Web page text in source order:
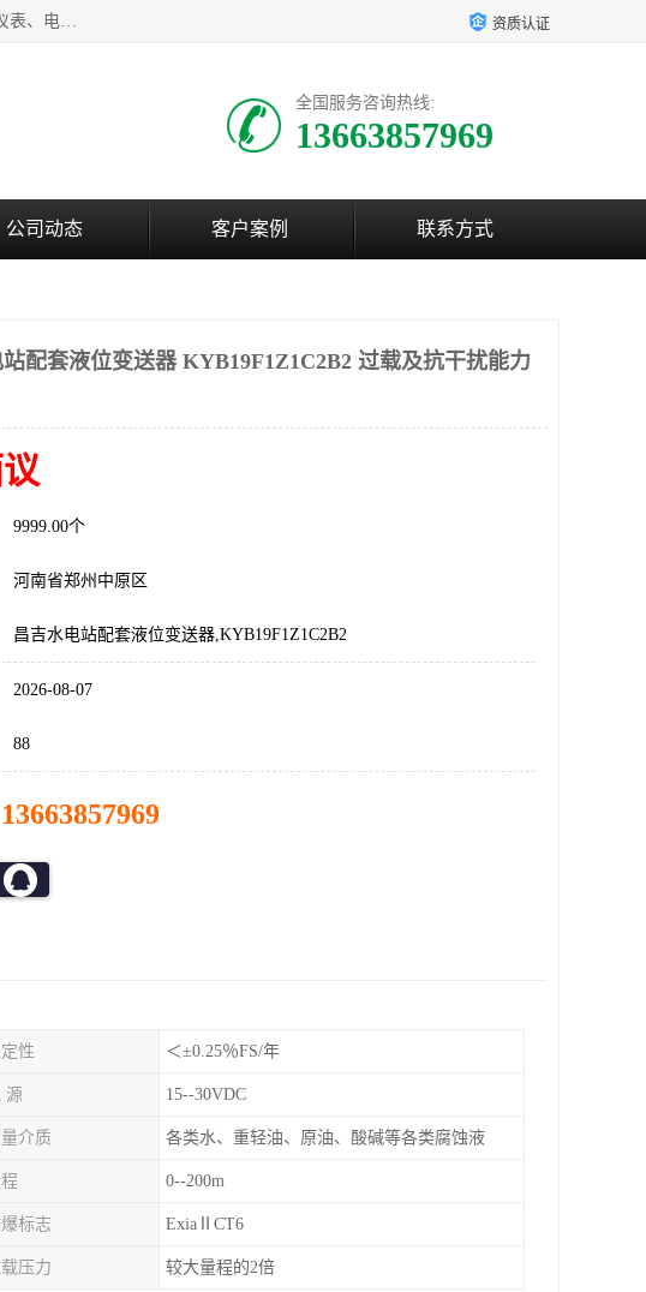
河南新瑞普测控技术有限公司主营：压力变送器、液位变送器、差压变送器、雷达料位计、电容物位计、温度显示控制仪表、电量变送器、流量计、工业自动化系统成套设备。 资质认证
全国服务咨询热线:
13663857969
公司动态 客户案例 联系方式
配套液位变送器 KYB19F1Z1C2B2 过载及抗干扰能力
9999.00个
河南省郑州中原区
昌吉水电站配套液位变送器,KYB19F1Z1C2B2
2026-08-07
88
13663857969
性 ＜±0.25％FS/年
源 15--30VDC
介质 各类水、重轻油、原油、酸碱等各类腐蚀液
0--200m
爆标志 ExiaⅡCT6
压力 较大量程的2倍